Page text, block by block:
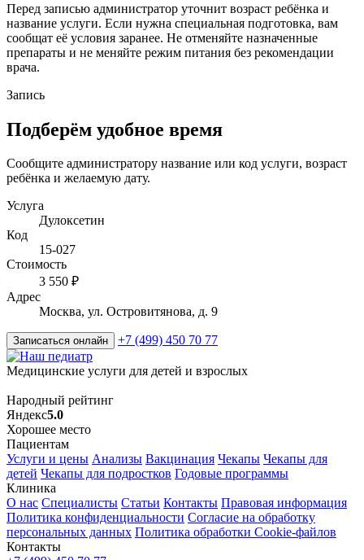
Перед записью администратор уточнит возраст ребёнка и
название услуги. Если нужна специальная подготовка, вам
сообщат её условия заранее. Не отменяйте назначенные
препараты и не меняйте режим питания без рекомендации
врача.
Запись
Подберём удобное время
Сообщите администратору название или код услуги, возраст
ребёнка и желаемую дату.
Услуга
Дулоксетин
Код
15-027
Стоимость
3 550 ₽
Адрес
Москва, ул. Островитянова, д. 9
Записаться онлайн +7 (499) 450 70 77
Медицинские услуги для детей и взрослых
Народный рейтинг
Яндекс5.0
Хорошее место
Пациентам
Услуги и цены Анализы Вакцинация Чекапы Чекапы для
детей Чекапы для подростков Годовые программы
Клиника
О нас Специалисты Статьи Контакты Правовая информация
Политика конфиденциальности Согласие на обработку
персональных данных Политика обработки Cookie-файлов
Контакты